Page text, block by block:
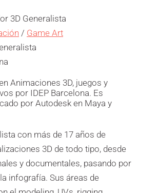
3D Generalista
/ Game Art
Animaciones 3D, juegos y
por IDEP Barcelona. Es
por Autodesk en Maya y
con más de 17 años de
3D de todo tipo, desde
y documentales, pasando por
infografía. Sus áreas de